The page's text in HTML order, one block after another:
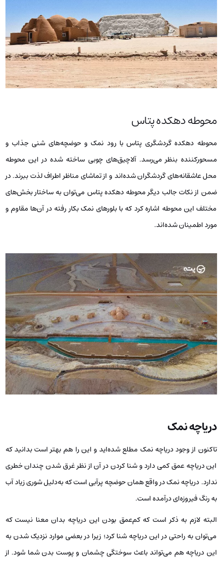
محوطه دهکده پتاس
محوطه دهکده گردشگری پتاس با رود نمک و حوضچه‌های شنی جذاب و
مسحورکننده بنظر می‌رسد. آلاچیق‌های چوبی ساخته شده در این محوطه
محل عاشقانه‌های گردشگران شده‌اند و از تماشای مناظر اطراف لذت ببرند. در
ضمن از نکات جالب دیگر محوطه دهکده پتاس می‌توان به ساختار بخش‌های
مختلف این محوطه اشاره کرد که با بلورهای نمک بکار رفته در آن‌ها مقاوم و
مورد اطمینان شده‌اند.
دریاچه‌ نمک
تاکنون از وجود دریاچه نمک مطلع شده‌اید و این را هم بهتر است بدانید که
این دریاچه عمق کمی دارد و شنا کردن در آن از نظر غرق شدن چندان خطری
ندارد. دریاچه نمک در واقع همان حوضچه پرآبی است که به‌دلیل شوری زیاد آب
به رنگ فیروزه‌ای درآمده است.
البته لازم به ذکر است که کم‌عمق بودن این دریاچه بدان معنا نیست که
می‌توان به راحتی در این دریاچه شنا کرد؛ زیرا در بعضی موارد نزدیک شدن به
این دریاچه هم می‌تواند باعث سوختگی چشمان و پوست بدن شما شود. از